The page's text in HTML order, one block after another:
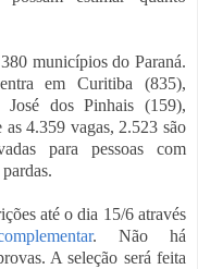
municípios do Paraná.
em Curitiba (835),
dos Pinhais (159),
4.359 vagas, 2.523 são
para pessoas com
até o dia 15/6 através
. Não há
A seleção será feita